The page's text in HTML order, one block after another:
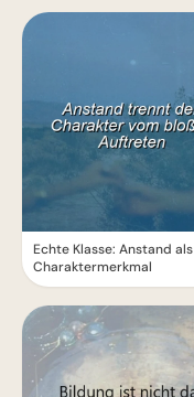
Echte Klasse: Anstand als
Charaktermerkmal